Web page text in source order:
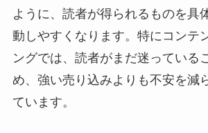
ように、読者が得られるものを具
動しやすくなります。特にコンテ
ングでは、読者がまだ迷っている
め、強い売り込みよりも不安を減
ています。